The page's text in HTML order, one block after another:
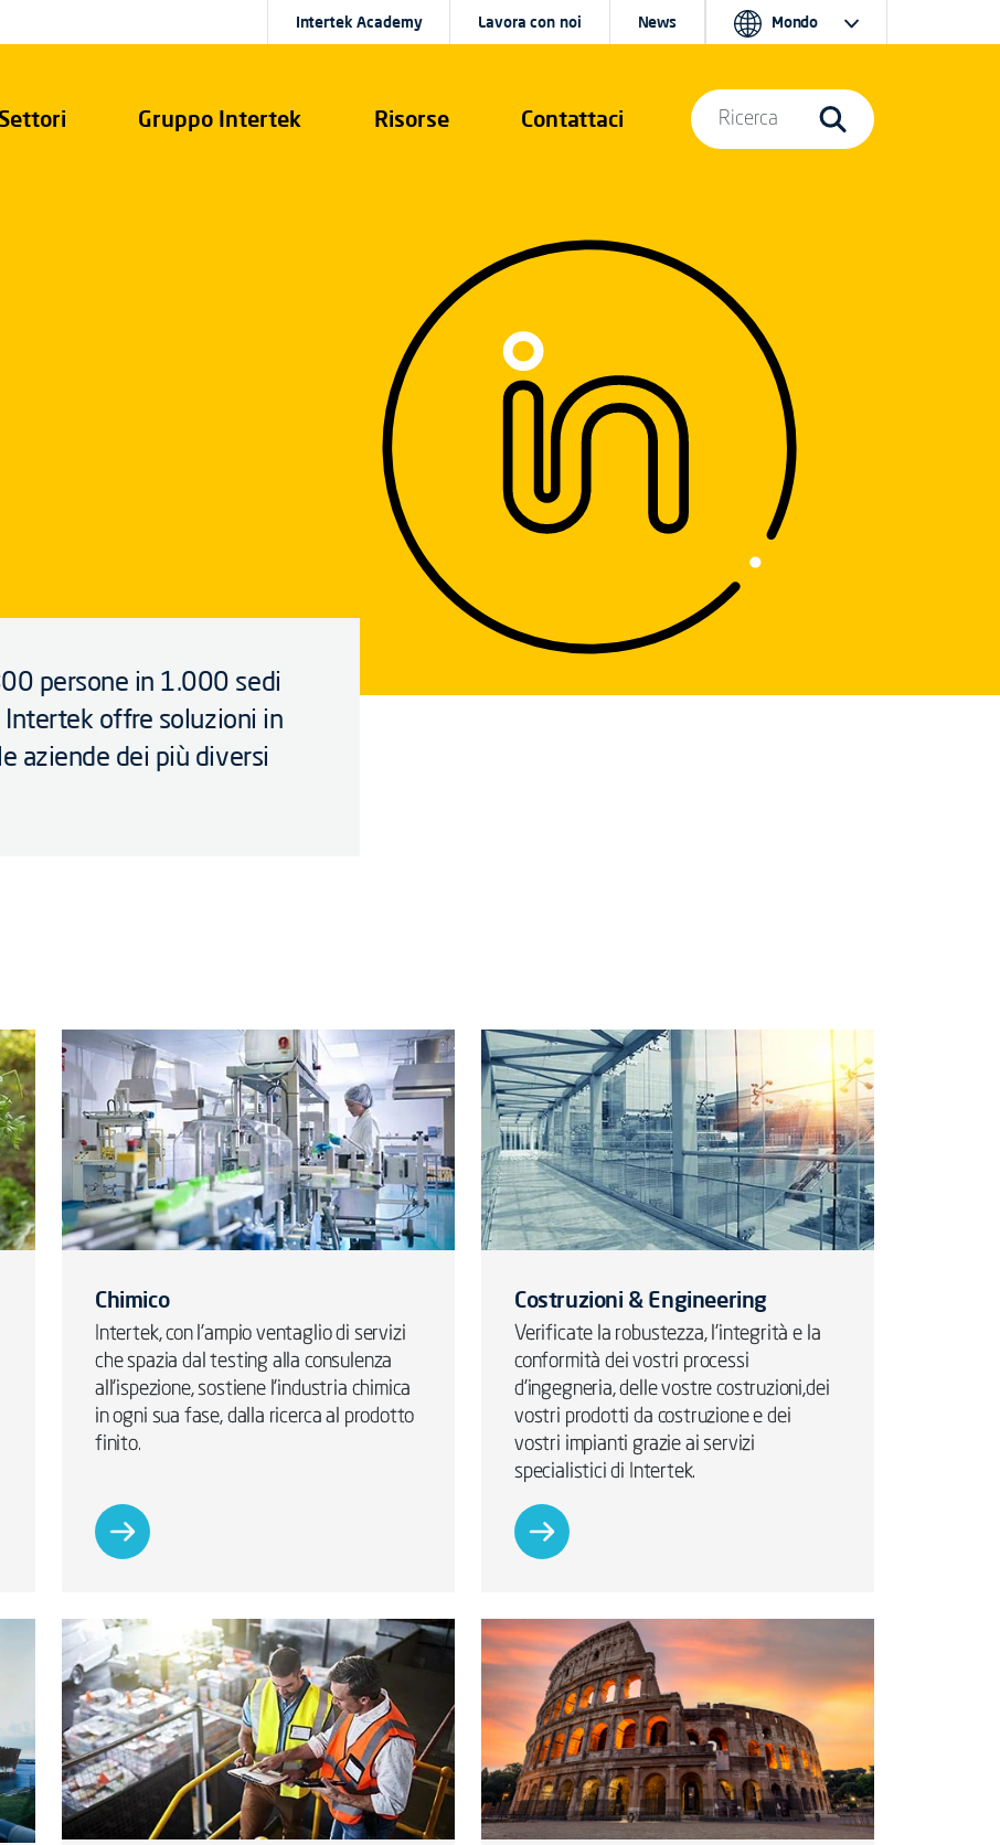
Settori Gruppo Intertek Risorse Contattaci
Intertek Academy Lavora con noi News Mondo
Ricerca
persone in 1.000 sedi
offre soluzioni in
aziende dei più diversi
Chimico
Intertek, con l'ampio ventaglio di servizi
che spazia dal testing alla consulenza
all'ispezione, sostiene l'industria chimica
in ogni sua fase, dalla ricerca al prodotto
finito.
Costruzioni & Engineering
Verificate la robustezza, l’integrità e la
conformità dei vostri processi
d'ingegneria, delle vostre costruzioni,dei
vostri prodotti da costruzione e dei
vostri impianti grazie ai servizi
specialistici di Intertek.